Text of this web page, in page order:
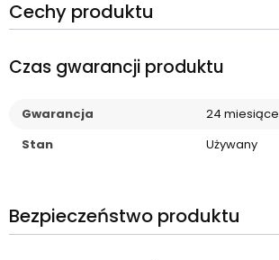
Cechy produktu
Czas gwarancji produktu
Gwarancja
24 miesiące
Stan
Używany
Bezpieczeństwo produktu